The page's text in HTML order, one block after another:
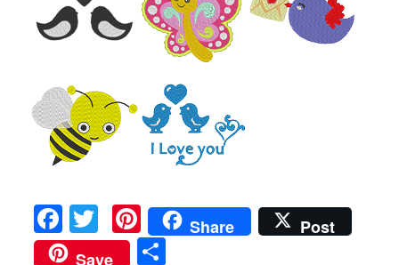
F
a
T
w
Pi
n
Share
Post
Save